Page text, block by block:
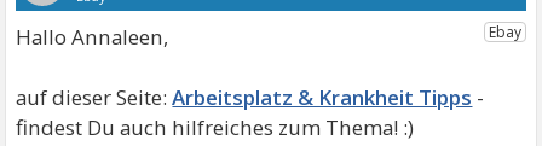
Hallo Annaleen,
Arbeitsplatz & Krankheit Tipps